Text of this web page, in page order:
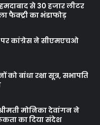
से 30 हजार लीटर
फैक्ट्री का भंडाफोड़
पर कांग्रेस ने सीएमएचओ
बांधा रक्षा सूत्र, सभापति
मोनिका देवांगन ने
का दिया संदेश